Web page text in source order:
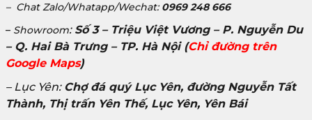
– Chat Zalo/Whatapp/Wechat: 0969 248 666
– Showroom: Số 3 – Triệu Việt Vương – P. Nguyễn Du
– Q. Hai Bà Trưng – TP. Hà Nội(Chỉ đường trên
Google Maps)
– Lục Yên: Chợ đá quý Lục Yên, đường Nguyễn Tất
Thành, Thị trấn Yên Thế, Lục Yên, Yên Bái